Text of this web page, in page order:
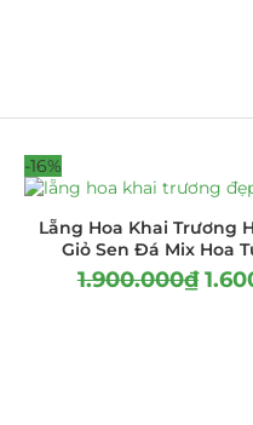
-16%
Lẵng Hoa Khai Trương
Giỏ Sen Đá Mix Hoa
1.900.000₫